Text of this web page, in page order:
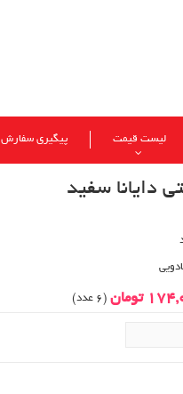
لیست قیمت پیگیری سفارش
دایانا سفید
تومان (6 عدد)